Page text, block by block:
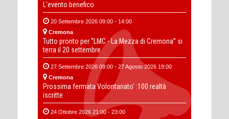
L'evento benefico
20 Settembre 2026 09:00 - 14:00
Cremona
Tutto pronto per “LMC - La Mezza di Cremona” si
terra il 20 settembre
27 Settembre 2026 09:00 - 27 Agosto 2026 19:00
Cremona
Prossima fermata Volontariato' :100 realtà
iscritte
24 Ottobre 2026 21:00 - 23:00